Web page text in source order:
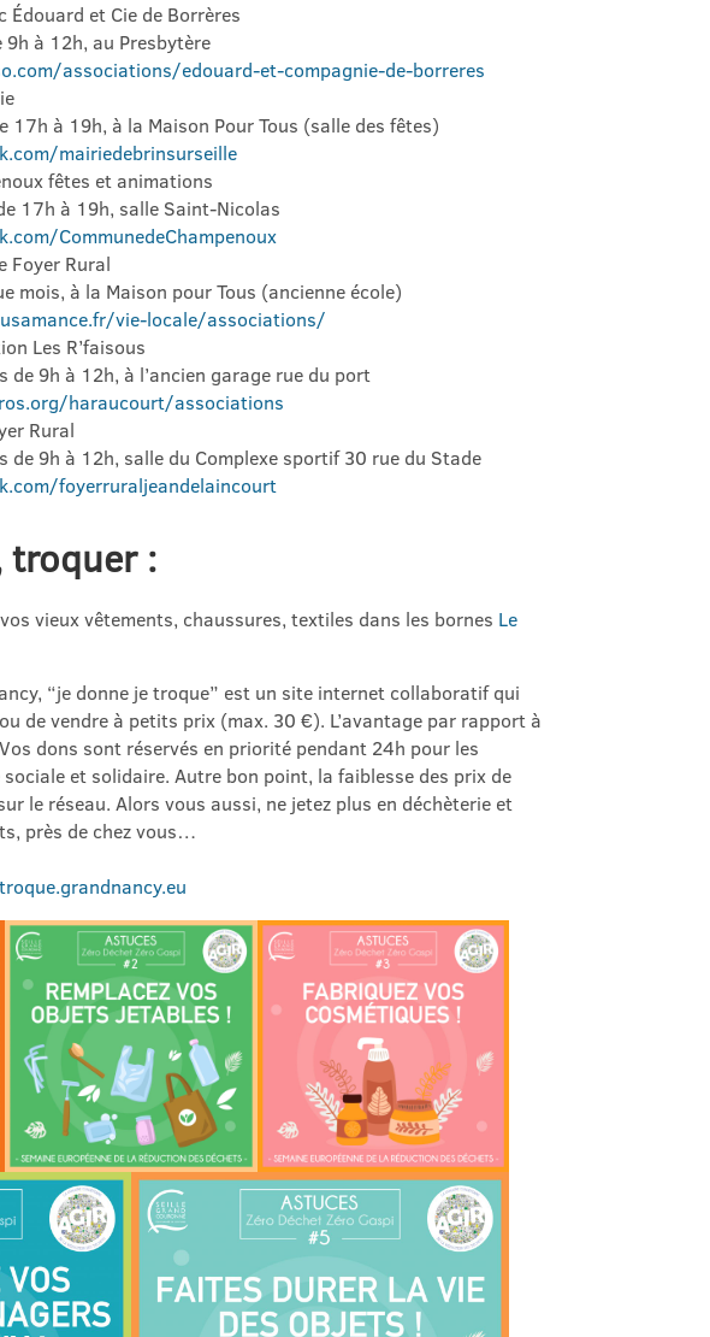
Édouard et Cie de Borrères
à 12h, au Presbytère
associations/edouard-et-compagnie-de-borreres
17h à 19h, à la Maison Pour Tous (salle des fêtes)
mairiedebrinsurseille
fêtes et animations
17h à 19h, salle Saint-Nicolas
CommunedeChampenoux
Foyer Rural
mois, à la Maison pour Tous (ancienne école)
vie-locale/associations/
Les R’faisous
de 9h à 12h, à l’ancien garage rue du port
haraucourt/associations
Rural
de 9h à 12h, salle du Complexe sportif 30 rue du Stade
foyerruraljeandelaincourt
troquer :
vieux vêtements, chaussures, textiles dans les bornes Le
“je donne je troque” est un site internet collaboratif qui
de vendre à petits prix (max. 30 €). L’avantage par rapport à
dons sont réservés en priorité pendant 24h pour les
et solidaire. Autre bon point, la faiblesse des prix de
le réseau. Alors vous aussi, ne jetez plus en déchèterie et
près de chez vous…